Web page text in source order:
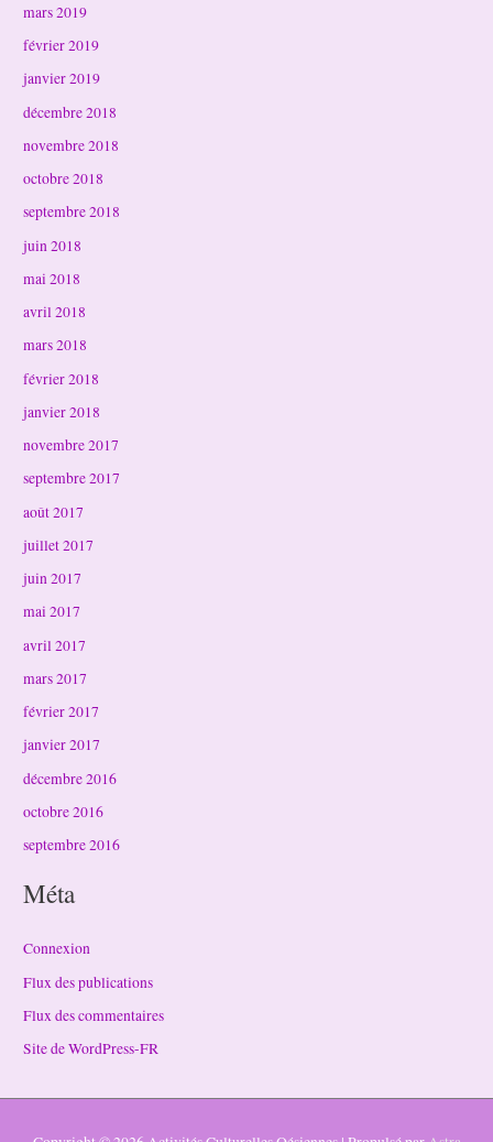
mars 2019
février 2019
janvier 2019
décembre 2018
novembre 2018
octobre 2018
septembre 2018
juin 2018
mai 2018
avril 2018
mars 2018
février 2018
janvier 2018
novembre 2017
septembre 2017
août 2017
juillet 2017
juin 2017
mai 2017
avril 2017
mars 2017
février 2017
janvier 2017
décembre 2016
octobre 2016
septembre 2016
Méta
Connexion
Flux des publications
Flux des commentaires
Site de WordPress-FR